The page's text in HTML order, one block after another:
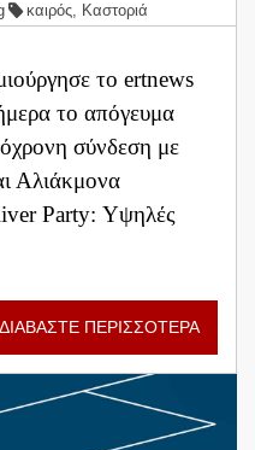
καιρός, Καστοριά
το ertnews
το απόγευμα
σύνδεση με
Αλιάκμονα
Party: Υψηλές
ΔΙΑΒΑΣΤΕ ΠΕΡΙΣΣΟΤΕΡΑ